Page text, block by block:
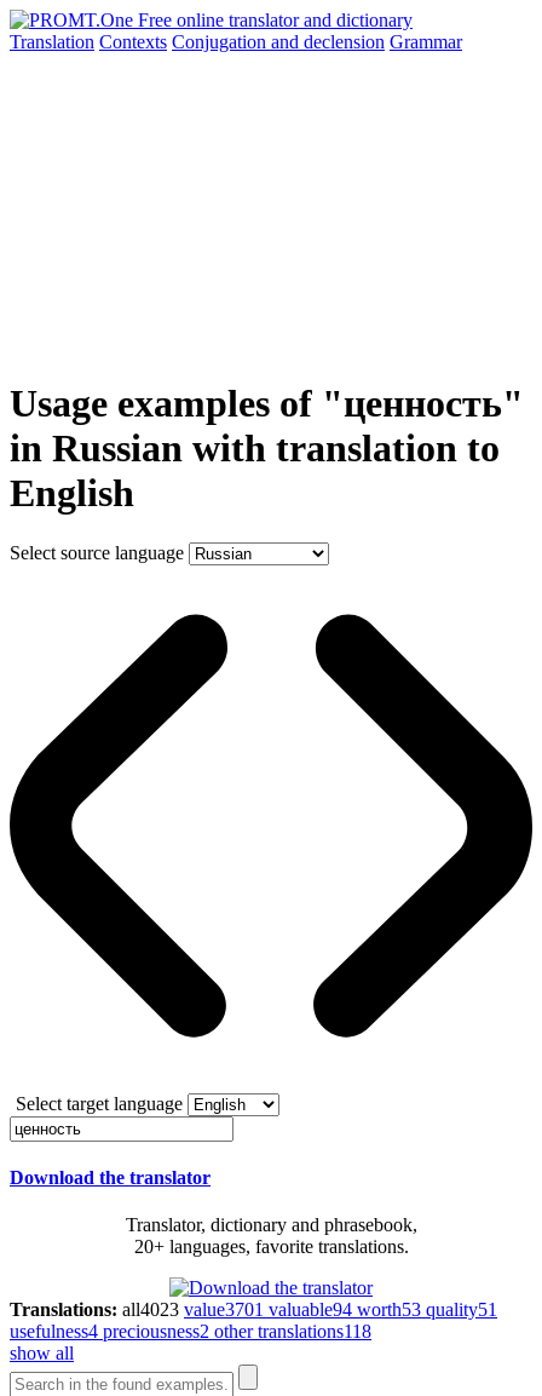
Translation Contexts Conjugation and declension Grammar
Usage examples of "ценность"
in Russian with translation to
English
Select source language
Select target language
Download the translator
Translator, dictionary and phrasebook,
20+ languages, favorite translations.
Translations: all4023 value3701 valuable94 worth53 quality51
usefulness4 preciousness2 other translations118
show all